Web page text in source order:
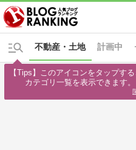
計画中
不動産・土地
【Tips】このアイコンをタップする
カテゴリ一覧を表示できます。